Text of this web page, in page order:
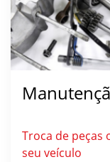
Troca de peças
seu veículo